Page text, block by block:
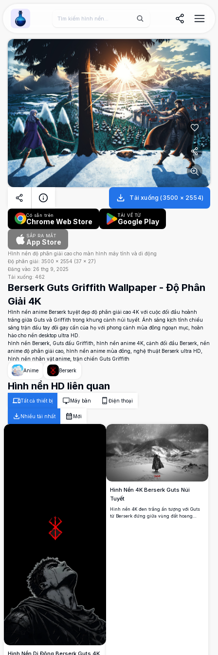
Wallpaper Alchemy
Tải xuống (3500 × 2554)
Có sẵn trên
Chrome Web Store
TẢI VỀ TỪ
Google Play
SẮP RA MẮT
App Store
Hình nền độ phân giải cao cho màn hình máy tính và di động
Độ phân giải: 3500 × 2554 (37 × 27)
Đăng vào: 26 thg 9, 2025
Tải xuống: 462
Berserk Guts Griffith Wallpaper - Độ Phân
Giải 4K
Hình nền anime Berserk tuyệt đẹp độ phân giải cao 4K với cuộc đối đầu hoành
tráng giữa Guts và Griffith trong khung cảnh núi tuyết. Ánh sáng kịch tính chiếu
sáng trận đấu tay đôi gay cấn của họ với phong cảnh mùa đông ngoạn mục, hoàn
hảo cho nền desktop ultra HD.
hình nền Berserk, Guts đấu Griffith, hình nền anime 4K, cảnh đối đầu Berserk, nền
anime độ phân giải cao, hình nền anime mùa đông, nghệ thuật Berserk ultra HD,
hình nền nhân vật anime, trận chiến Guts Griffith
Anime
Berserk
Hình nền HD liên quan
Tất cả thiết bị Máy bàn Điện thoại
Nhiều tải nhất Mới
Hình Nền Di Động Berserk Guts 4K
Hình Nền 4K Berserk Guts Núi
Tuyết
Hình nền 4K đen trắng ấn tượng với Guts
từ Berserk đứng giữa vùng đất hoang